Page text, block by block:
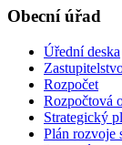
Obecní úřad
Úřední deska
Rozpočet
Rozpočtová
Strategický
Plán rozvoje